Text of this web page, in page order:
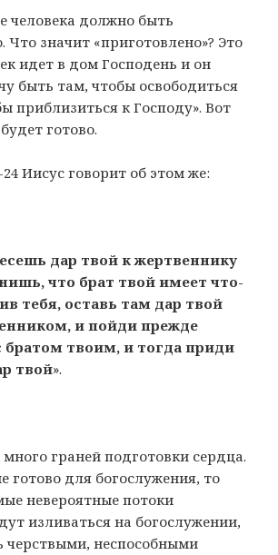
человека должно быть
Что значит «приготовлено»? Это
идет в дом Господень и он
быть там, чтобы освободиться
приблизиться к Господу». Вот
готово.
Иисус говорит об этом же:
дар твой к жертвеннику
что брат твой имеет что-
тебя, оставь там дар твой
и пойди прежде
твоим, и тогда приди
твой».
много граней подготовки сердца.
готово для богослужения, то
невероятные потоки
изливаться на богослужении,
черствыми, неспособными